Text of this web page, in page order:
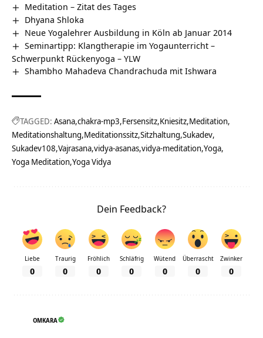
Meditation – Zitat des Tages
Dhyana Shloka
Neue Yogalehrer Ausbildung in Köln ab Januar 2014
Seminartipp: Klangtherapie im Yogaunterricht –
Schwerpunkt Rückenyoga – YLW
Shambho Mahadeva Chandrachuda mit Ishwara
TAGGED: Asana chakra-mp3 Fersensitz Kniesitz Meditation
Meditationshaltung Meditationssitz Sitzhaltung Sukadev
Sukadev108 Vajrasana vidya-asanas vidya-meditation Yoga
Yoga Meditation Yoga Vidya
Dein Feedback?
Liebe
0
Traurig
0
Fröhlich
0
Schläfrig
0
Wütend
0
Überrascht
0
Zwinker
0
OMKARA